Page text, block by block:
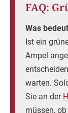
FAQ:
Was
Ist ein
Ampel
warten.
Sie an der
müssen,